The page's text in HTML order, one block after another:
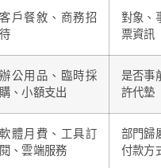
客戶餐敘、商務招
待
對象、
票資訊
辦公用品、臨時採
購、小額支出
是否事
許代墊
軟體月費、工具訂
閱、雲端服務
部門歸
付款方